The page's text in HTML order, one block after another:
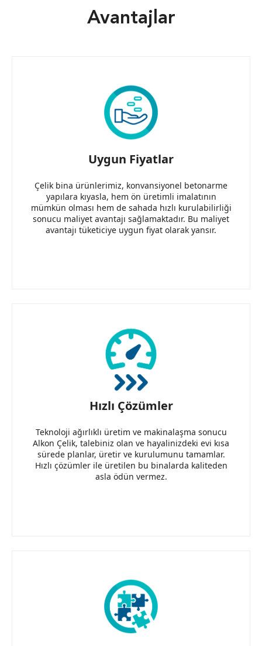
Avantajlar
Uygun Fiyatlar
Çelik bina ürünlerimiz, konvansiyonel betonarme
yapılara kıyasla, hem ön üretimli imalatının
mümkün olması hem de sahada hızlı kurulabilirliği
sonucu maliyet avantajı sağlamaktadır. Bu maliyet
avantajı tüketiciye uygun fiyat olarak yansır.
Hızlı Çözümler
Teknoloji ağırlıklı üretim ve makinalaşma sonucu
Alkon Çelik, talebiniz olan ve hayalinizdeki evi kısa
sürede planlar, üretir ve kurulumunu tamamlar.
Hızlı çözümler ile üretilen bu binalarda kaliteden
asla ödün vermez.